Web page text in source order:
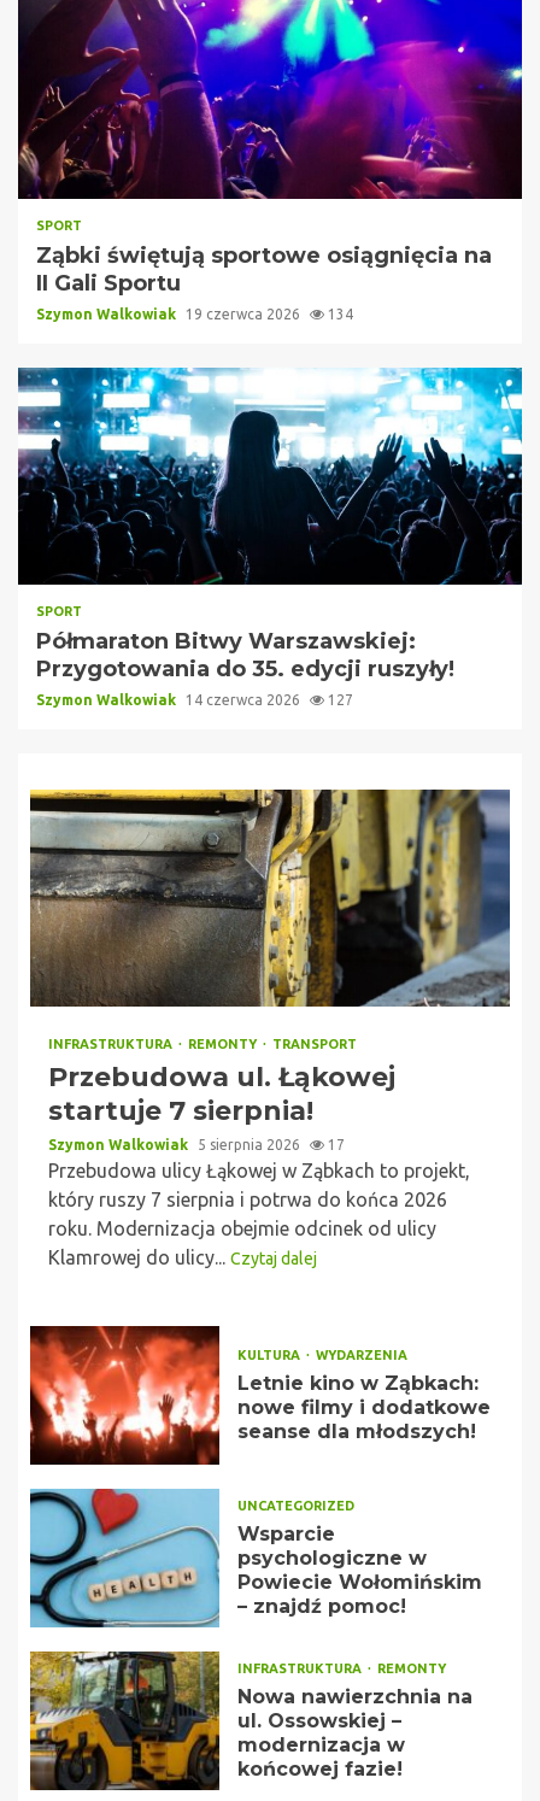
SPORT
Ząbki świętują sportowe osiągnięcia na
II Gali Sportu
Szymon Walkowiak 19 czerwca 2026 134
SPORT
Półmaraton Bitwy Warszawskiej:
Przygotowania do 35. edycji ruszyły!
Szymon Walkowiak 14 czerwca 2026 127
INFRASTRUKTURA REMONTY TRANSPORT
Przebudowa ul. Łąkowej
startuje 7 sierpnia!
Szymon Walkowiak 5 sierpnia 2026 17
Przebudowa ulicy Łąkowej w Ząbkach to projekt,
który ruszy 7 sierpnia i potrwa do końca 2026
roku. Modernizacja obejmie odcinek od ulicy
Klamrowej do ulicy... Czytaj dalej
KULTURA WYDARZENIA
Letnie kino w Ząbkach:
nowe filmy i dodatkowe
seanse dla młodszych!
UNCATEGORIZED
Wsparcie
psychologiczne w
Powiecie Wołomińskim
– znajdź pomoc!
INFRASTRUKTURA REMONTY
Nowa nawierzchnia na
ul. Ossowskiej –
modernizacja w
końcowej fazie!